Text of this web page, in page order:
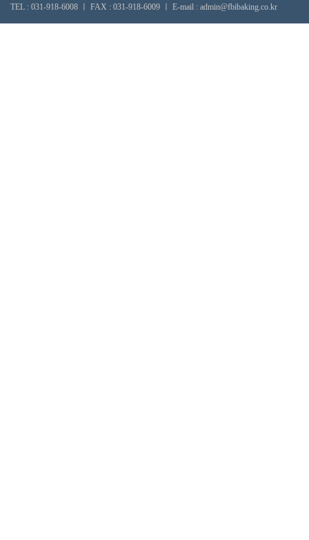
TEL : 031-918-6008 ㅣ FAX : 031-918-6009 ㅣ E-mail : admin@fbibaking.co.kr